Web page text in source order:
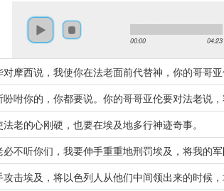
00:00 04:23
对摩西说，我使你在法老面前代替神，你的哥哥亚
吩咐你的，你都要说。你的哥哥亚伦要对法老说，
老的心刚硬，也要在埃及地多行神迹奇事。
必不听你们，我要伸手重重地刑罚埃及，将我的军
攻击埃及，将以色列人从他们中间领出来的时候，